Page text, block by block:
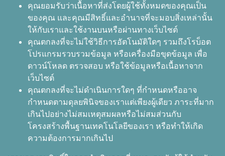
คุณยอมรับว่าเนื้อหาที่ส่งโดยผู้ใช้ทั้งหมดของคุณเป็น
ของคุณ และคุณมีสิทธิ์และอำนาจที่จะมอบสิ่งเหล่านั้น
ให้กับเราและใช้งานบนหรือผ่านทางเว็บไซต์
คุณตกลงที่จะไม่ใช้วิธีการอัตโนมัติใดๆ รวมถึงโรบ็อต
โปรแกรมรวบรวมข้อมูล หรือเครื่องมือขุดข้อมูล เพื่อ
ดาวน์โหลด ตรวจสอบ หรือใช้ข้อมูลหรือเนื้อหาจาก
เว็บไซต์
คุณตกลงที่จะไม่ดำเนินการใดๆ ที่กำหนดหรืออาจ
กำหนดตามดุลยพินิจของเราแต่เพียงผู้เดียว ภาระที่มาก
เกินไปอย่างไม่สมเหตุสมผลหรือไม่สมส่วนกับ
โครงสร้างพื้นฐานเทคโนโลยีของเรา หรือทำให้เกิด
ความต้องการมากเกินไป